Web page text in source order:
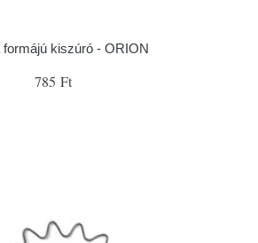
formájú kiszúró - ORION
785 Ft